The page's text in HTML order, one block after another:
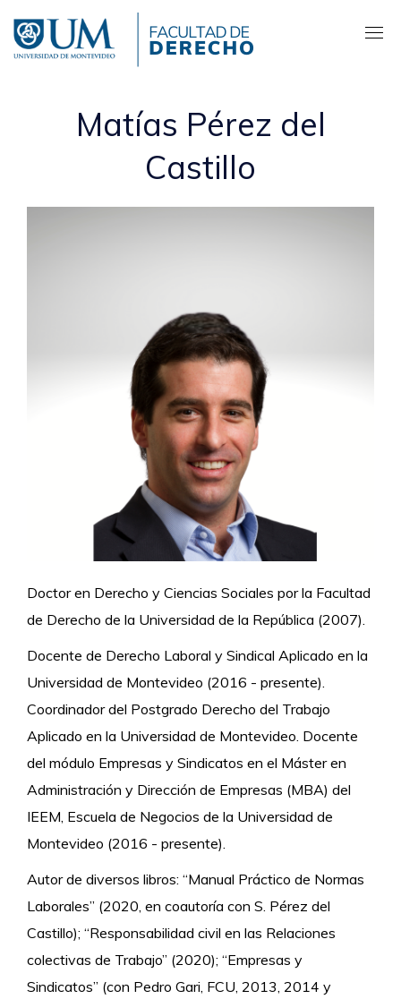
contenido
principal
Matías Pérez del
Castillo
Doctor en Derecho y Ciencias Sociales por la Facultad
de Derecho de la Universidad de la República (2007).
Docente de Derecho Laboral y Sindical Aplicado en la
Universidad de Montevideo (2016 - presente).
Coordinador del Postgrado Derecho del Trabajo
Aplicado en la Universidad de Montevideo. Docente
del módulo Empresas y Sindicatos en el Máster en
Administración y Dirección de Empresas (MBA) del
IEEM, Escuela de Negocios de la Universidad de
Montevideo (2016 - presente).
Autor de diversos libros: “Manual Práctico de Normas
Laborales” (2020, en coautoría con S. Pérez del
Castillo); “Responsabilidad civil en las Relaciones
colectivas de Trabajo” (2020); “Empresas y
Sindicatos” (con Pedro Gari, FCU, 2013, 2014 y